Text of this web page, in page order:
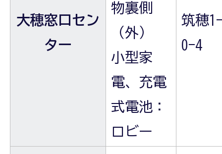
大穂窓口セン
ター
物裏側
（外）
小型家
電、充電
式電池：
ロビー
筑穂
0-4